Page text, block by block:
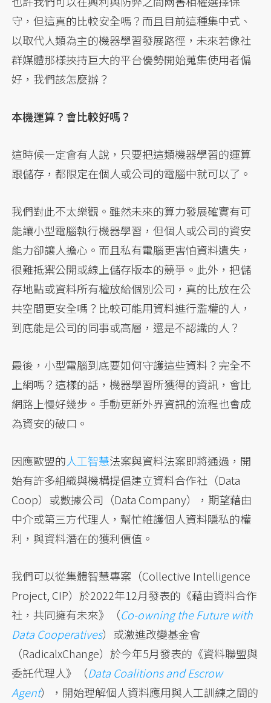
守，但這真的比較安全嗎？而且目前這種集中式、
以取代人類為主的機器學習發展路徑，未來若像社
群媒體那樣挾持巨大的平台優勢開始蒐集使用者偏
好，我們該怎麼辦？
本機運算？會比較好嗎？
這時候一定會有人說，只要把這類機器學習的運算
跟儲存，都限定在個人或公司的電腦中就可以了。
我們對此不太樂觀。雖然未來的算力發展確實有可
能讓小型電腦執行機器學習，但個人或公司的資安
能力卻讓人擔心。而且私有電腦更害怕資料遺失，
很難抵禦公開或線上儲存版本的競爭。此外，把儲
存地點或資料所有權放給個別公司，真的比放在公
共空間更安全嗎？比較可能用資料進行濫權的人，
到底能是公司的同事或高層，還是不認識的人？
最後，小型電腦到底要如何守護這些資料？完全不
上網嗎？這樣的話，機器學習所獲得的資訊，會比
網路上慢好幾步。手動更新外界資訊的流程也會成
為資安的破口。
因應歐盟的人工智慧法案與資料法案即將通過，開
始有許多組織與機構提倡建立資料合作社（Data
Coop）或數據公司（Data Company），期望藉由
中介或第三方代理人，幫忙維護個人資料隱私的權
利，與資料潛在的獲利價值。
我們可以從集體智慧專案（Collective Intelligence
Project, CIP）於2022年12月發表的《藉由資料合作
社，共同擁有未來》（Co-owning the Future with
Data Cooperatives）或激進改變基金會
（RadicalxChange）於今年5月發表的《資料聯盟與
委託代理人》（Data Coalitions and Escrow
Agent），開始理解個人資料應用與人工訓練之間的